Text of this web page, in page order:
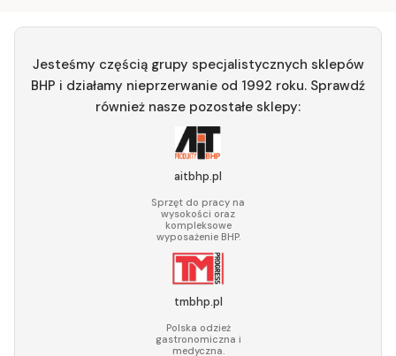
Jesteśmy częścią grupy specjalistycznych sklepów
BHP i działamy nieprzerwanie od 1992 roku. Sprawdź
również nasze pozostałe sklepy:
aitbhp.pl
Sprzęt do pracy na
wysokości oraz
kompleksowe
wyposażenie BHP.
tmbhp.pl
Polska odzież
gastronomiczna i
medyczna.